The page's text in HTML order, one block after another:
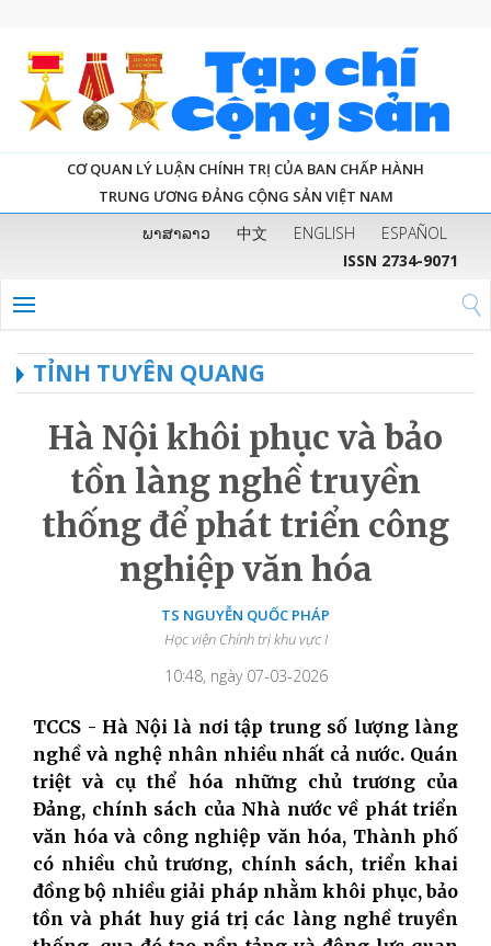
CƠ QUAN LÝ LUẬN CHÍNH TRỊ CỦA BAN CHẤP HÀNH
TRUNG ƯƠNG ĐẢNG CỘNG SẢN VIỆT NAM
ພາສາລາວ 中文 ENGLISH
ESPAÑOL
ISSN 2734-9071
TỈNH TUYÊN QUANG
Hà Nội khôi phục và bảo
tồn làng nghề truyền
thống để phát triển công
nghiệp văn hóa
TS NGUYỄN QUỐC PHÁP
Học viện Chính trị khu vực I
10:48, ngày 07-03-2026
TCCS - Hà Nội là nơi tập trung số lượng làng
nghề và nghệ nhân nhiều nhất cả nước. Quán
triệt và cụ thể hóa những chủ trương của
Đảng, chính sách của Nhà nước về phát triển
văn hóa và công nghiệp văn hóa, Thành phố
có nhiều chủ trương, chính sách, triển khai
đồng bộ nhiều giải pháp nhằm khôi phục, bảo
tồn và phát huy giá trị các làng nghề truyền